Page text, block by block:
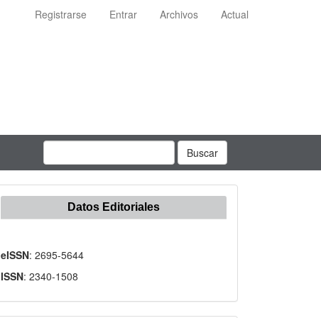
Registrarse Entrar Archivos Actual
Buscar
Datos Editoriales
eISSN: 2695-5644
ISSN: 2340-1508